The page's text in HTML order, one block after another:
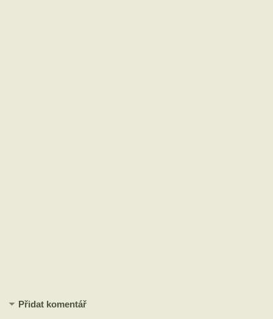
Přidat komentář